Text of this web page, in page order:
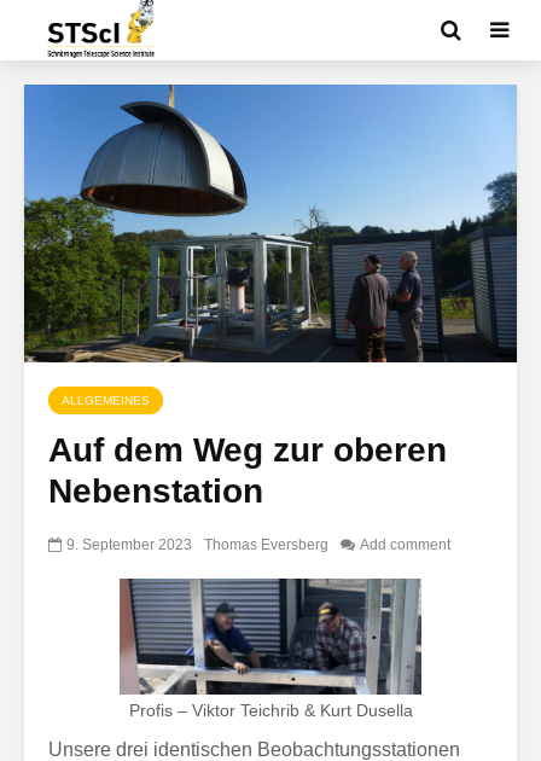
ALLGEMEINES
Auf dem Weg zur oberen
Nebenstation
9. September 2023 Thomas Eversberg Add comment
Profis – Viktor Teichrib & Kurt Dusella
Unsere drei identischen Beobachtungsstationen